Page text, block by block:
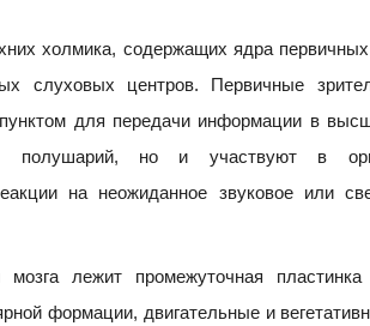
холмика, содержащих ядра
слуховых центров. Первичные
для передачи информации в
но и участвуют в
на неожиданное звуковое или
лежит промежуточная пластинка
формации, двигательные и